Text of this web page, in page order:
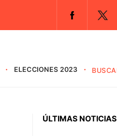
ELECCIONES 2023
ÚLTIMAS NOTICIAS